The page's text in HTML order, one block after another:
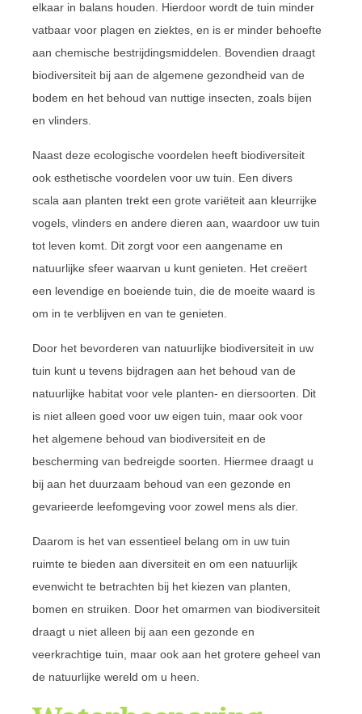
elkaar in balans houden. Hierdoor wordt de tuin minder
vatbaar voor plagen en ziektes, en is er minder behoefte
aan chemische bestrijdingsmiddelen. Bovendien draagt
biodiversiteit bij aan de algemene gezondheid van de
bodem en het behoud van nuttige insecten, zoals bijen
en vlinders.
Naast deze ecologische voordelen heeft biodiversiteit
ook esthetische voordelen voor uw tuin. Een divers
scala aan planten trekt een grote variëteit aan kleurrijke
vogels, vlinders en andere dieren aan, waardoor uw tuin
tot leven komt. Dit zorgt voor een aangename en
natuurlijke sfeer waarvan u kunt genieten. Het creëert
een levendige en boeiende tuin, die de moeite waard is
om in te verblijven en van te genieten.
Door het bevorderen van natuurlijke biodiversiteit in uw
tuin kunt u tevens bijdragen aan het behoud van de
natuurlijke habitat voor vele planten- en diersoorten. Dit
is niet alleen goed voor uw eigen tuin, maar ook voor
het algemene behoud van biodiversiteit en de
bescherming van bedreigde soorten. Hiermee draagt u
bij aan het duurzaam behoud van een gezonde en
gevarieerde leefomgeving voor zowel mens als dier.
Daarom is het van essentieel belang om in uw tuin
ruimte te bieden aan diversiteit en om een natuurlijk
evenwicht te betrachten bij het kiezen van planten,
bomen en struiken. Door het omarmen van biodiversiteit
draagt u niet alleen bij aan een gezonde en
veerkrachtige tuin, maar ook aan het grotere geheel van
de natuurlijke wereld om u heen.